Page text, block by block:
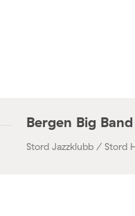
Bergen Big
Stord Jazzklubb / Stord